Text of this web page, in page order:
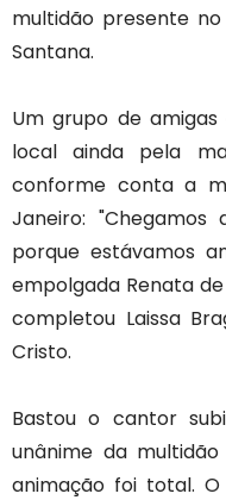
multidão presente
Santana.
Um grupo de
local ainda pela
conforme conta a
Janeiro:
porque estávamos
empolgada Renata de
completou Laissa
Cristo.
Bastou o cantor
unânime da
animação foi total.